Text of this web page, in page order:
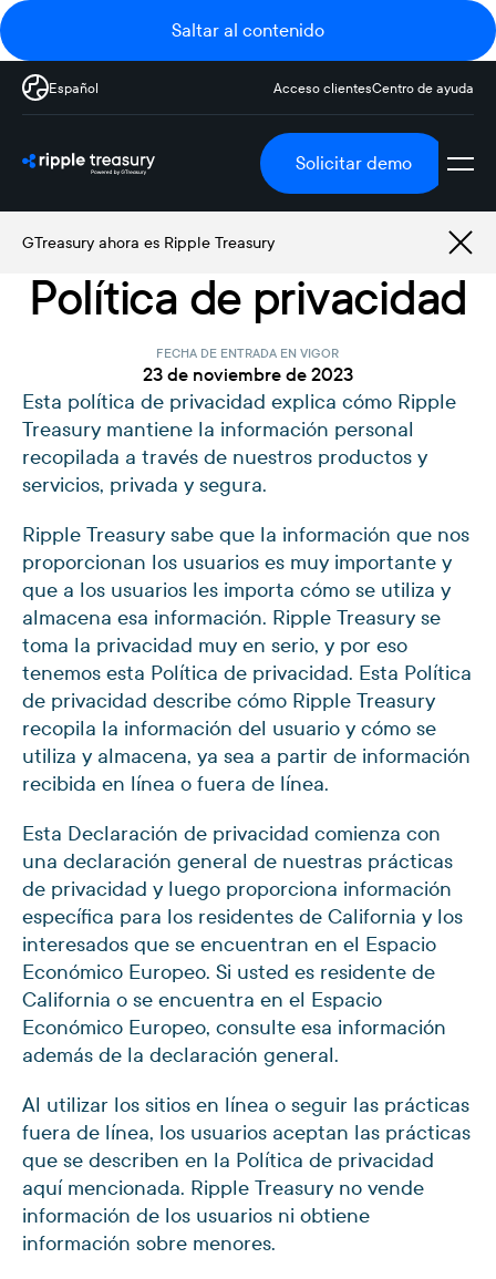
Saltar al contenido
Español Acceso clientesCentro de ayuda
Solicitar demo
GTreasury ahora es Ripple Treasury
Política de privacidad
FECHA DE ENTRADA EN VIGOR
23 de noviembre de 2023
Esta política de privacidad explica cómo Ripple
Treasury mantiene la información personal
recopilada a través de nuestros productos y
servicios, privada y segura.
Ripple Treasury sabe que la información que nos
proporcionan los usuarios es muy importante y
que a los usuarios les importa cómo se utiliza y
almacena esa información. Ripple Treasury se
toma la privacidad muy en serio, y por eso
tenemos esta Política de privacidad. Esta Política
de privacidad describe cómo Ripple Treasury
recopila la información del usuario y cómo se
utiliza y almacena, ya sea a partir de información
recibida en línea o fuera de línea.
Esta Declaración de privacidad comienza con
una declaración general de nuestras prácticas
de privacidad y luego proporciona información
específica para los residentes de California y los
interesados que se encuentran en el Espacio
Económico Europeo. Si usted es residente de
California o se encuentra en el Espacio
Económico Europeo, consulte esa información
además de la declaración general.
Al utilizar los sitios en línea o seguir las prácticas
fuera de línea, los usuarios aceptan las prácticas
que se describen en la Política de privacidad
aquí mencionada. Ripple Treasury no vende
información de los usuarios ni obtiene
información sobre menores.